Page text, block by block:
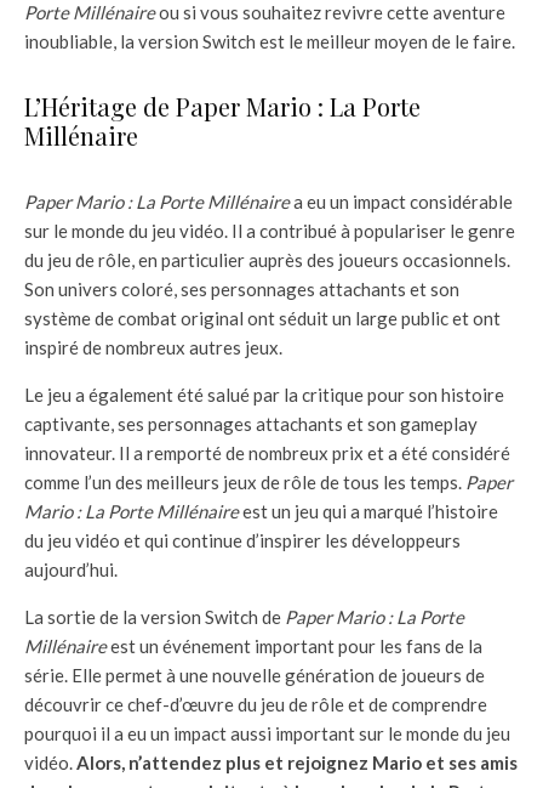
Porte Millénaireou si vous souhaitez revivre cette aventure
inoubliable, la version Switch est le meilleur moyen de le faire.
L’Héritage de Paper Mario : La Porte
Millénaire
Paper Mario : La Porte Millénairea eu un impact considérable
sur le monde du jeu vidéo. Il a contribué à populariser le genre
du jeu de rôle, en particulier auprès des joueurs occasionnels.
Son univers coloré, ses personnages attachants et son
système de combat original ont séduit un large public et ont
inspiré de nombreux autres jeux.
Le jeu a également été salué par la critique pour son histoire
captivante, ses personnages attachants et son gameplay
innovateur. Il a remporté de nombreux prix et a été considéré
comme l’un des meilleurs jeux de rôle de tous les temps. Paper
Mario : La Porte Millénaireest un jeu qui a marqué l’histoire
du jeu vidéo et qui continue d’inspirer les développeurs
aujourd’hui.
La sortie de la version Switch de Paper Mario : La Porte
Millénaireest un événement important pour les fans de la
série. Elle permet à une nouvelle génération de joueurs de
découvrir ce chef-d’œuvre du jeu de rôle et de comprendre
pourquoi il a eu un impact aussi important sur le monde du jeu
vidéo.Alors, n’attendez plus et rejoignez Mario et ses amis